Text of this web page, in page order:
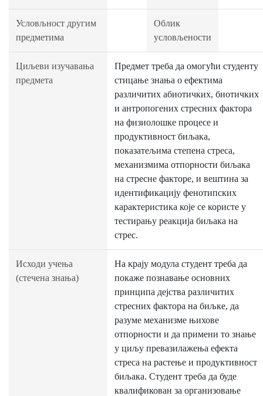
Условљност другим
предметима
Облик
условљености
Циљеви изучавања
предмета
Предмет треба да омогући студенту
стицање знања о ефектима
различитих абиотичких, биотичких
и антропогених стресних фактора
на физиолошке процесе и
продуктивност биљака,
показатељима степена стреса,
механизмима отпорности биљака
на стресне факторе, и вештина за
идентификацију фенотипских
карактеристика које се користе у
тестирању реакција биљака на
стрес.
Исходи учења
(стечена знања)
На крају модула студент треба да
покаже познавање основних
принципа дејства различитих
стресних фактора на биљке, да
разуме механизме њихове
отпорности и да примени то знање
у циљу превазилажења ефекта
стреса на растење и продуктивност
биљака. Студент треба да буде
квалификован за организовање